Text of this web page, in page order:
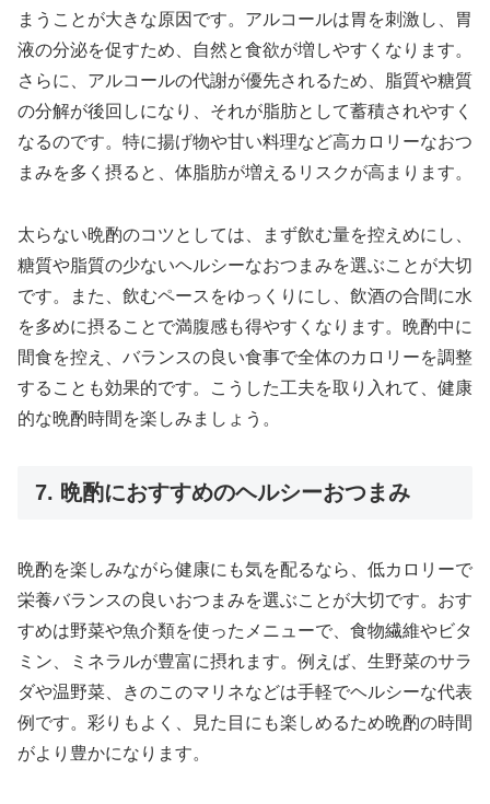
まうことが大きな原因です。アルコールは胃を刺激し、胃
液の分泌を促すため、自然と食欲が増しやすくなります。
さらに、アルコールの代謝が優先されるため、脂質や糖質
の分解が後回しになり、それが脂肪として蓄積されやすく
なるのです。特に揚げ物や甘い料理など高カロリーなおつ
まみを多く摂ると、体脂肪が増えるリスクが高まります。
太らない晩酌のコツとしては、まず飲む量を控えめにし、
糖質や脂質の少ないヘルシーなおつまみを選ぶことが大切
です。また、飲むペースをゆっくりにし、飲酒の合間に水
を多めに摂ることで満腹感も得やすくなります。晩酌中に
間食を控え、バランスの良い食事で全体のカロリーを調整
することも効果的です。こうした工夫を取り入れて、健康
的な晩酌時間を楽しみましょう。
7. 晩酌におすすめのヘルシーおつまみ
晩酌を楽しみながら健康にも気を配るなら、低カロリーで
栄養バランスの良いおつまみを選ぶことが大切です。おす
すめは野菜や魚介類を使ったメニューで、食物繊維やビタ
ミン、ミネラルが豊富に摂れます。例えば、生野菜のサラ
ダや温野菜、きのこのマリネなどは手軽でヘルシーな代表
例です。彩りもよく、見た目にも楽しめるため晩酌の時間
がより豊かになります。